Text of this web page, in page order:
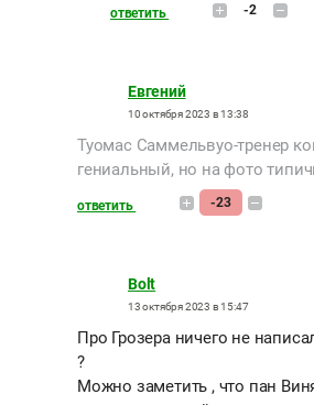
ответить -2
Евгений
10 октября 2023 в 13:38
Туомас Саммельвуо-тренер
гениальный, но на фото
ответить -23
Bolt
13 октября 2023 в 15:47
Про Грозера ничего не
?
Можно заметить , что пан